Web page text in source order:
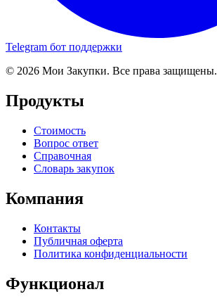
Telegram бот поддержки
© 2026 Мои Закупки. Все права защищены.
Продукты
Стоимость
Вопрос ответ
Справочная
Словарь закупок
Компания
Контакты
Публичная оферта
Политика конфиденциальности
Функционал